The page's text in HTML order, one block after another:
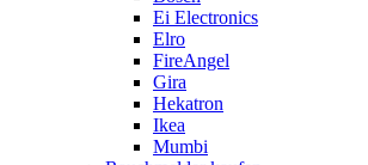
Ei Electronics
Elro
FireAngel
Gira
Hekatron
Ikea
Mumbi